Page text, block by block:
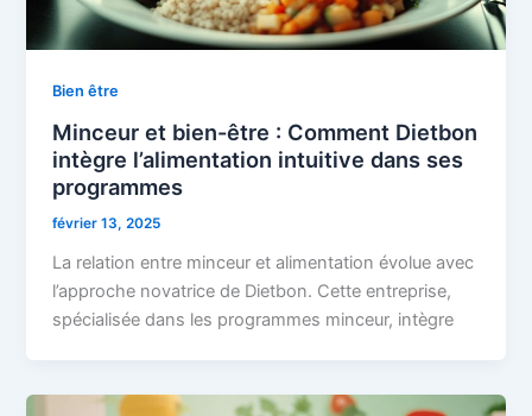
Bien être
Minceur et bien-être : Comment Dietbon
intègre l’alimentation intuitive dans ses
programmes
février 13, 2025
La relation entre minceur et alimentation évolue avec
l’approche novatrice de Dietbon. Cette entreprise,
spécialisée dans les programmes minceur, intègre